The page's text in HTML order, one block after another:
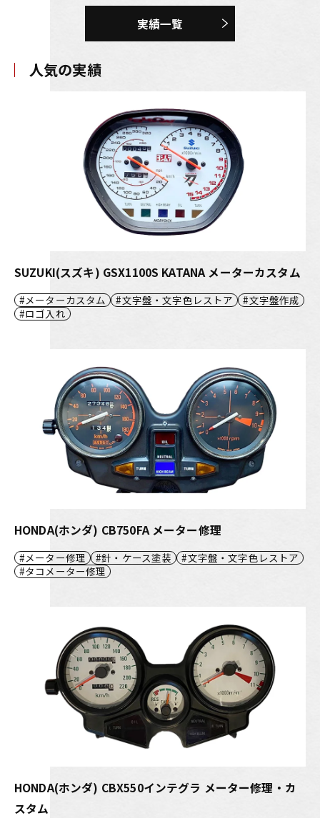
実績一覧
人気の実績
SUZUKI(スズキ) GSX1100S KATANA メーターカスタム
メーターカスタム 文字盤・文字色レストア
文字盤作成
ロゴ入れ
HONDA(ホンダ) CB750FA メーター修理
メーター修理 針・ケース塗装
文字盤・文字色レストア
タコメーター修理
HONDA(ホンダ) CBX550インテグラ メーター修理・カ
スタム